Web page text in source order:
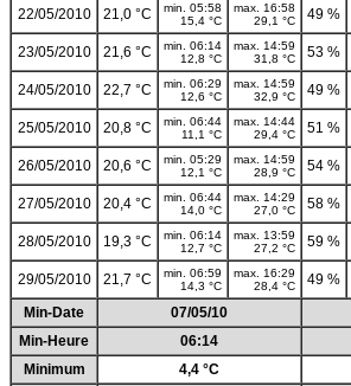
22/05/2010 21,0 °C
min. 05:58
15,4 °C
max. 16:58
29,1 °C
49 %
23/05/2010 21,6 °C
min. 06:14
12,8 °C
max. 14:59
31,8 °C
53 %
24/05/2010 22,7 °C
min. 06:29
12,6 °C
max. 14:59
32,9 °C
49 %
25/05/2010 20,8 °C
min. 06:44
11,1 °C
max. 14:44
29,4 °C
51 %
26/05/2010 20,6 °C
min. 05:29
12,1 °C
max. 14:59
28,9 °C
54 %
27/05/2010 20,4 °C
min. 06:44
14,0 °C
max. 14:29
27,0 °C
58 %
28/05/2010 19,3 °C
min. 06:14
12,7 °C
max. 13:59
27,2 °C
59 %
29/05/2010 21,7 °C
min. 06:59
14,3 °C
max. 16:29
28,4 °C
49 %
Min-Date 07/05/10
Min-Heure
06:14
Minimum
4,4 °C